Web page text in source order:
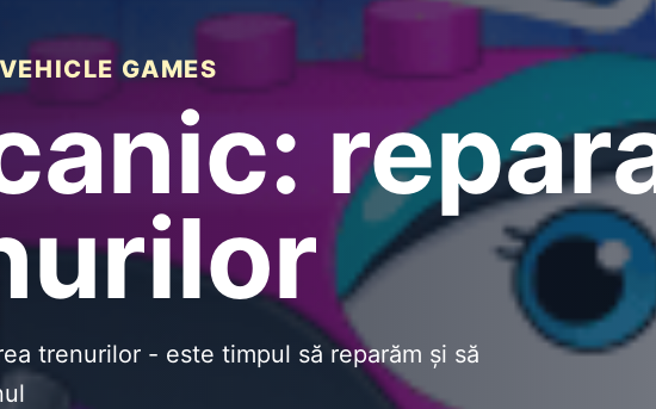
GAMES
trenurilor - este timpul să reparăm și să